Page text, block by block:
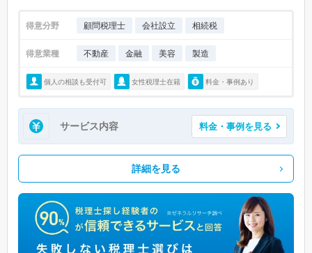
得意分野 顧問税理士 会社設立 相続税
得意業種 不動産 金融 美容 製造
個人の相談も受付可 女性税理士在籍 料金・事例あり
サービス内容 料金・事例を見る
詳細を見る